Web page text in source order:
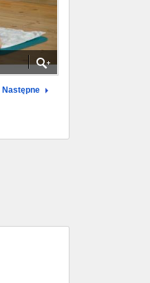
Następne